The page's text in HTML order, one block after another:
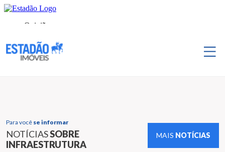
Para você se informar
NOTÍCIASSOBRE
INFRAESTRUTURA
MAIS NOTÍCIAS